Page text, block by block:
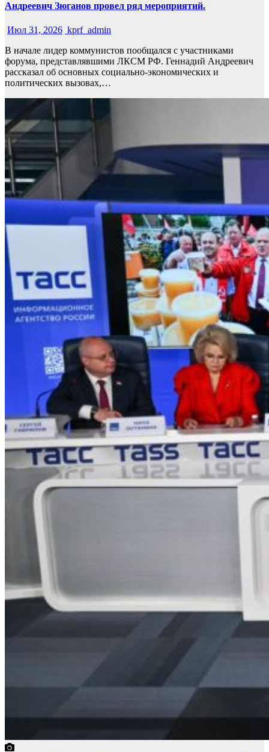
Андреевич Зюганов провел ряд мероприятий.
Июл 31, 2026 kprf_admin
В начале лидер коммунистов пообщался с участниками
форума, представлявшими ЛКСМ РФ. Геннадий Андреевич
рассказал об основных социально-экономических и
политических вызовах,…